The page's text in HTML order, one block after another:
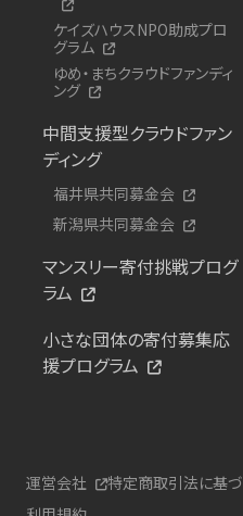
ケイズハウスNPO助成プロ
グラム
ゆめ・まちクラウドファンディ
ング
中間支援型クラウドファン
ディング
福井県共同募金会
新潟県共同募金会
マンスリー寄付挑戦プログ
ラム
小さな団体の寄付募集応
援プログラム
運営会社 特定商取引法に基